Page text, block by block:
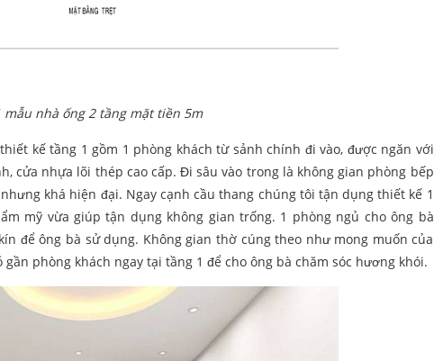
mẫu nhà ống 2 tầng mặt tiền 5m
kế tầng 1 gồm 1 phòng khách từ sảnh chính đi vào, được ngăn với
cửa nhựa lõi thép cao cấp. Đi sâu vào trong là không gian phòng bếp
khá hiện đại. Ngay cạnh cầu thang chúng tôi tận dụng thiết kế 1
mỹ vừa giúp tận dụng không gian trống. 1 phòng ngủ cho ông bà
để ông bà sử dụng. Không gian thờ cúng theo như mong muốn của
phòng khách ngay tại tầng 1 để cho ông bà chăm sóc hương khói.